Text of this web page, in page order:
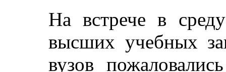
На встрече в
высших учебных
вузов